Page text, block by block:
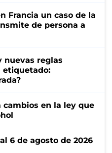
Francia un caso de la
de persona a
nuevas reglas
etiquetado:
cambios en la ley que
6 de agosto de 2026